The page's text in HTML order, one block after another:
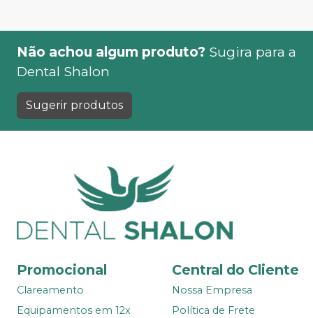
Não achou algum produto? Sugira para a
Dental Shalon
Sugerir produtos
Promocional
Clareamento
Equipamentos em 12x
Central do Cliente
Nossa Empresa
Política de Frete